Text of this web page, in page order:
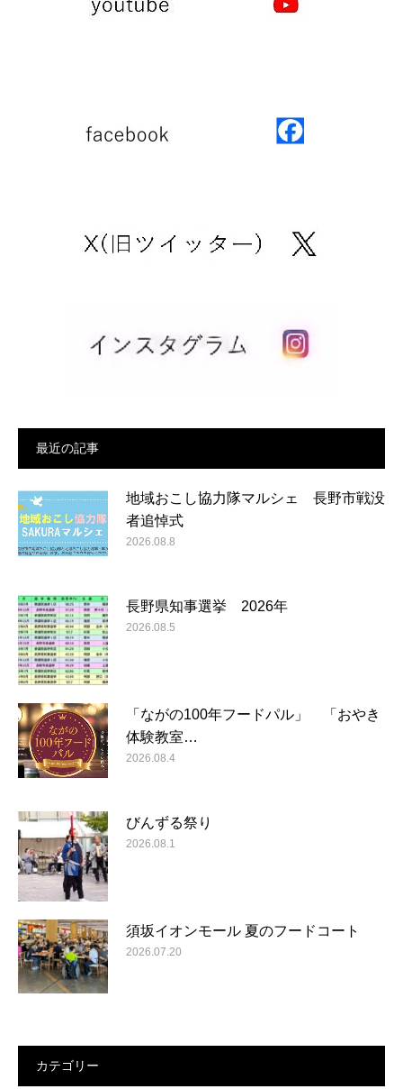
最近の記事
地域おこし協力隊マルシェ 長野市戦没
者追悼式
2026.08.8
長野県知事選挙 2026年
2026.08.5
「ながの100年フードパル」 「おやき
体験教室…
2026.08.4
びんずる祭り
2026.08.1
須坂イオンモール 夏のフードコート
2026.07.20
カテゴリー